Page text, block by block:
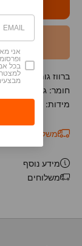
ברווז גומי
חומר: גומי.
מידות: 7.5 ס"מ.
משלוח חינם
מידע נוסף
משלוחים
אני
בכל